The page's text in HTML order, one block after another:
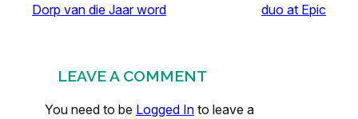
Dorp van die Jaar word
duo at Epic
LEAVE A COMMENT
You need to be Logged In to leave a